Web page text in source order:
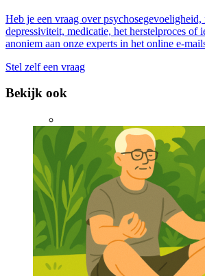
Heb je een vraag over psychosegevoeligheid,
depressiviteit, medicatie, het herstelproces of
anoniem aan onze experts in het online e-
Stel zelf een vraag
Bekijk ook